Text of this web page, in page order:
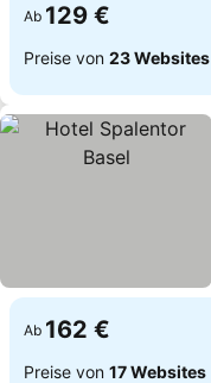
Ab 129 €
Preise von 23 Websites
Ab 162 €
Preise von 17 Websites